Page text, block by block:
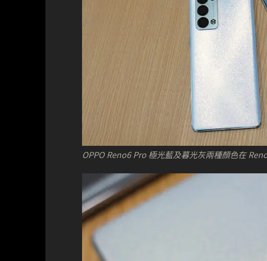
OPPO Reno6 Pro 極光藍及暮光灰兩種顏色在